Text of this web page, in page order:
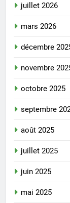
juillet 2026
mars 2026
décembre
novembre
octobre 2025
septembre
août 2025
juillet 2025
juin 2025
mai 2025